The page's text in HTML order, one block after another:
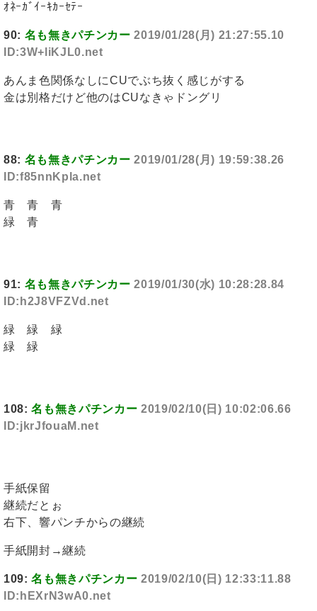
ｵﾈｰｶﾞｲｰｷｶｰｾﾃｰ
90: 名も無きパチンカー 2019/01/28(月) 21:27:55.10
ID:3W+liKJL0.net
あんま色関係なしにCUでぶち抜く感じがする
金は別格だけど他のはCUなきゃドングリ
88: 名も無きパチンカー 2019/01/28(月) 19:59:38.26
ID:f85nnKpla.net
青 青 青
緑 青
91: 名も無きパチンカー 2019/01/30(水) 10:28:28.84
ID:h2J8VFZVd.net
緑 緑 緑
緑 緑
108:名も無きパチンカー 2019/02/10(日) 10:02:06.66
ID:jkrJfouaM.net
手紙保留
継続だとぉ
右下、響パンチからの継続
手紙開封→継続
109:名も無きパチンカー 2019/02/10(日) 12:33:11.88
ID:hEXrN3wA0.net